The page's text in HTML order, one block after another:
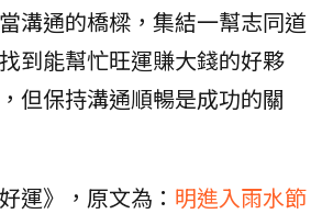
溝通的橋樑，集結一幫志同道
到能幫忙旺運賺大錢的好夥
但保持溝通順暢是成功的關
運》，原文為： 明進入雨水節